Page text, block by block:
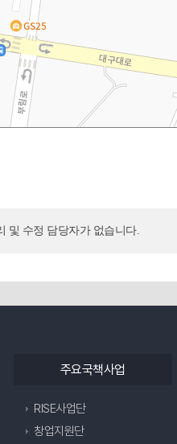
및 수정 담당자가 없습니다.
주요국책사업
RISE사업단
창업지원단